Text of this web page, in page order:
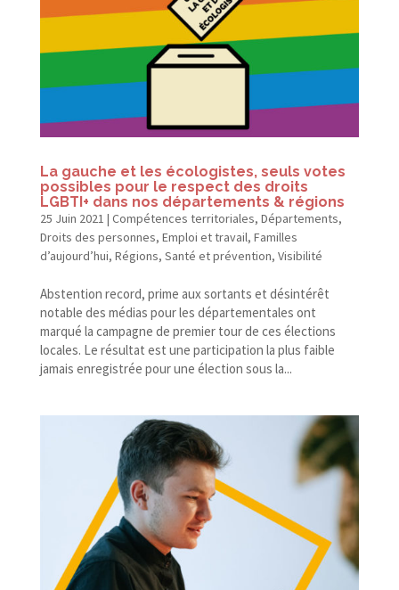
La gauche et les écologistes, seuls votes
possibles pour le respect des droits
LGBTI+ dans nos départements & régions
25 Juin 2021 | Compétences territoriales, Départements,
Droits des personnes, Emploi et travail, Familles
d’aujourd’hui, Régions, Santé et prévention, Visibilité
Abstention record, prime aux sortants et désintérêt
notable des médias pour les départementales ont
marqué la campagne de premier tour de ces élections
locales. Le résultat est une participation la plus faible
jamais enregistrée pour une élection sous la...